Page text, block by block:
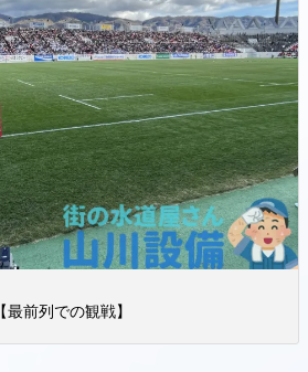
【最前列での観戦】